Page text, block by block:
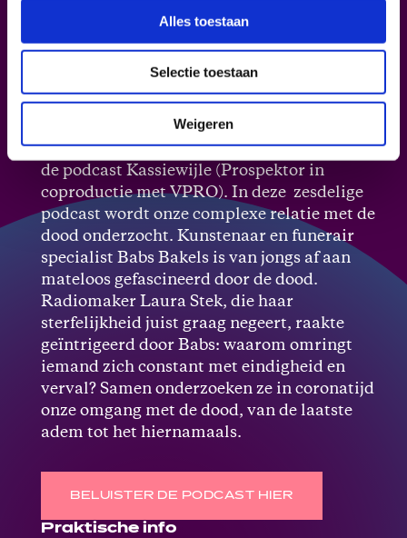
Alles toestaan
Selectie toestaan
Weigeren
geven inzicht in het denken over de dood.
Eind juli worden de eerste
onderzoeksresultaten bekend gemaakt in de
VPRO podcastKassiewijle.
Podcast Kassiewijle
This body that once was youis onderdeel van
de podcast Kassiewijle (Prospektor in
coproductie met VPRO). In deze zesdelige
podcast wordt onze complexe relatie met de
dood onderzocht. Kunstenaar en funerair
specialist Babs Bakels is van jongs af aan
mateloos gefascineerd door de dood.
Radiomaker Laura Stek, die haar
sterfelijkheid juist graag negeert, raakte
geïntrigeerd door Babs: waarom omringt
iemand zich constant met eindigheid en
verval? Samen onderzoeken ze in coronatijd
onze omgang met de dood, van de laatste
adem tot het hiernamaals.
BELUISTER DE PODCAST HIER
Praktische info